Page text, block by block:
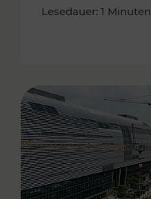
Lesedauer: 1 Minuten